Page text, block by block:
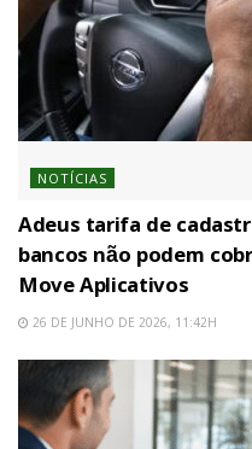
NOTÍCIAS
Adeus tarifa de
bancos não podem
Move Aplicativos
26 DE JUNHO DE 2026, 11:42H